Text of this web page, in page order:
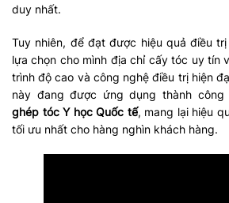
duy nhất.
Tuy nhiên, để đạt được hiệu quả điều
lựa chọn cho mình địa chỉ cấy tóc uy tín
trình độ cao và công nghệ điều trị hiện
này đang được ứng dụng thành công
ghép tóc Y học Quốc tế, mang lại hiệu
tối ưu nhất cho hàng nghìn khách hàng.